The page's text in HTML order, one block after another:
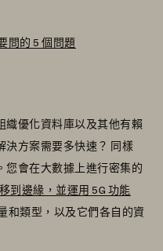
問的 5 個問題
織優化資料庫以及其他有賴
決方案需要多快速？ 同樣
您會在大數據上進行密集的
到邊緣，並運用 5G 功能
和類型，以及它們各自的資